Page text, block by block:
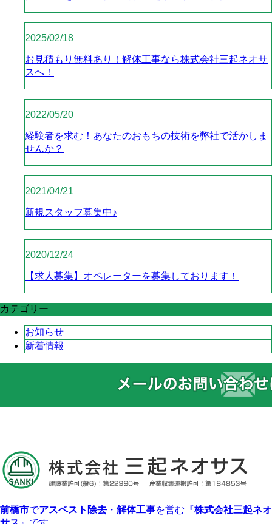
2025/02/18
お見積もり無料あり！解体工事なら株式会社三起ネオサ
スへ！
2022/05/20
経験者を求む！あなたのおもちの技術を弊社で活かしま
せんか？
2021/04/21
新規スタッフ募集中♪
2020/12/24
【求人募集】オペレーターを募集しております！
カテゴリー
お知らせ
新着情報
前橋市でアスベスト除去 ・ 解体工事を営む『株式会社三起ネオ